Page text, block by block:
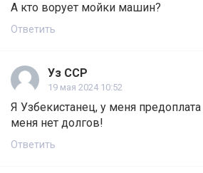
А кто ворует мойки машин?
Ответить
Уз ССР
19 мая 2024 10:52
Я Узбекистанец, у меня предоплата
меня нет долгов!
Ответить